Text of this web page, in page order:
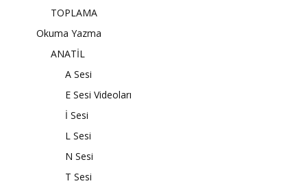
TOPLAMA
Okuma Yazma
ANATİL
A Sesi
E Sesi Videoları
İ Sesi
L Sesi
N Sesi
T Sesi